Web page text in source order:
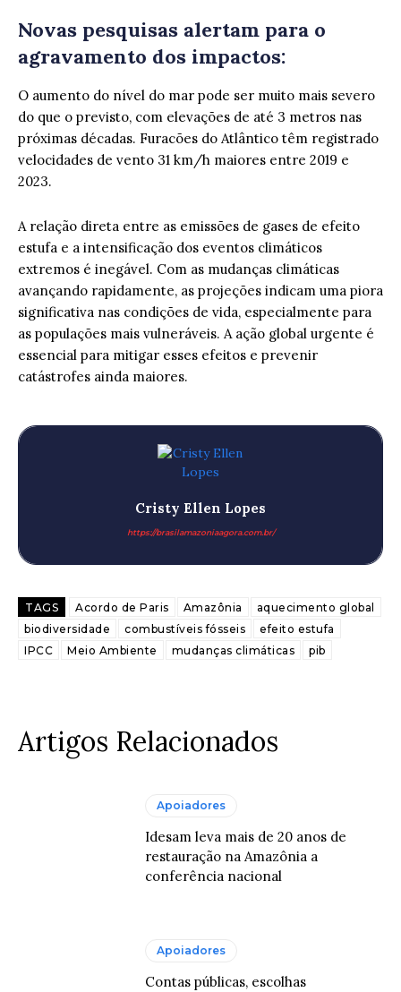
Novas pesquisas alertam para o
agravamento dos impactos:
O aumento do nível do mar pode ser muito mais severo
do que o previsto, com elevações de até 3 metros nas
próximas décadas. Furacões do Atlântico têm registrado
velocidades de vento 31 km/h maiores entre 2019 e
2023.
A relação direta entre as emissões de gases de efeito
estufa e a intensificação dos eventos climáticos
extremos é inegável. Com as mudanças climáticas
avançando rapidamente, as projeções indicam uma piora
significativa nas condições de vida, especialmente para
as populações mais vulneráveis. A ação global urgente é
essencial para mitigar esses efeitos e prevenir
catástrofes ainda maiores.
Cristy Ellen Lopes
https://brasilamazoniaagora.com.br/
TAGS Acordo de Paris Amazônia
aquecimento global
biodiversidade
combustíveis fósseis
efeito estufa
IPCC
Meio Ambiente mudanças climáticas pib
Artigos Relacionados
Apoiadores
Idesam leva mais de 20 anos de
restauração na Amazônia a
conferência nacional
Apoiadores
Contas públicas, escolhas